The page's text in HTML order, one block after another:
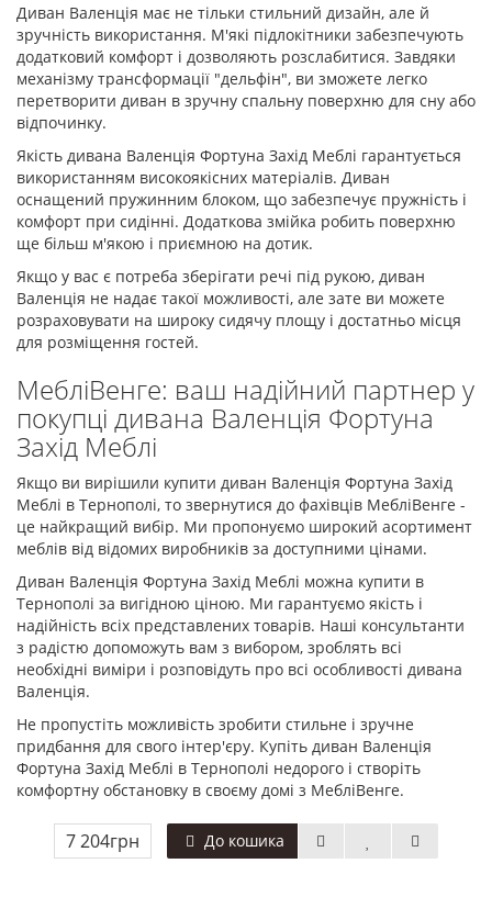
Диван Валенція має не тільки стильний дизайн, але й
зручність використання. М'які підлокітники забезпечують
додатковий комфорт і дозволяють розслабитися. Завдяки
механізму трансформації "дельфін", ви зможете легко
перетворити диван в зручну спальну поверхню для сну або
відпочинку.
Якість дивана Валенція Фортуна Захід Меблі гарантується
використанням високоякісних матеріалів. Диван
оснащений пружинним блоком, що забезпечує пружність і
комфорт при сидінні. Додаткова змійка робить поверхню
ще більш м'якою і приємною на дотик.
Якщо у вас є потреба зберігати речі під рукою, диван
Валенція не надає такої можливості, але зате ви можете
розраховувати на широку сидячу площу і достатньо місця
для розміщення гостей.
МебліВенге: ваш надійний партнер у
покупці дивана Валенція Фортуна
Захід Меблі
Якщо ви вирішили купити диван Валенція Фортуна Захід
Меблі в Тернополі, то звернутися до фахівців МебліВенге -
це найкращий вибір. Ми пропонуємо широкий асортимент
меблів від відомих виробників за доступними цінами.
Диван Валенція Фортуна Захід Меблі можна купити в
Тернополі за вигідною ціною. Ми гарантуємо якість і
надійність всіх представлених товарів. Наші консультанти
з радістю допоможуть вам з вибором, зроблять всі
необхідні виміри і розповідуть про всі особливості дивана
Валенція.
Не пропустіть можливість зробити стильне і зручне
придбання для свого інтер'єру. Купіть диван Валенція
Фортуна Захід Меблі в Тернополі недорого і створіть
комфортну обстановку в своєму домі з МебліВенге.
7 204грн До кошика